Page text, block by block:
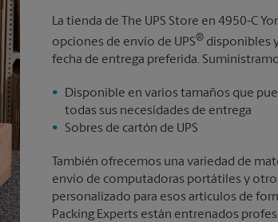
La tienda de The UPS Store en 4950-C
opciones de envío de UPS® disponibles
fecha de entrega preferida.
Disponible en varios tamaños que
todas sus necesidades de entrega
Sobres de cartón de UPS
También ofrecemos una variedad de
envío de computadoras portátiles y
personalizado para esos artículos de
Packing Experts están entrenados